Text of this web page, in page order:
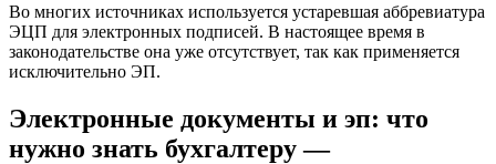
Во многих источниках используется устаревшая аббревиатура
ЭЦП для электронных подписей. В настоящее время в
законодательстве она уже отсутствует, так как применяется
исключительно ЭП.
Электронные документы и эп: что
нужно знать бухгалтеру —